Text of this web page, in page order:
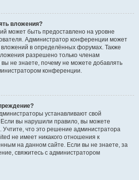
вложения?
может быть предоставлено на уровне
Администратор конференции может
в определённых форумах. Также
разрешено только членам
не знаете, почему не можете добавлять
конференции.
устанавливают свой
вы нарушили правило, вы можете
Учтите, что это решение администратора
не имеет никакого отношения к
на данном сайте. Если вы не знаете, за
свяжитесь с администратором